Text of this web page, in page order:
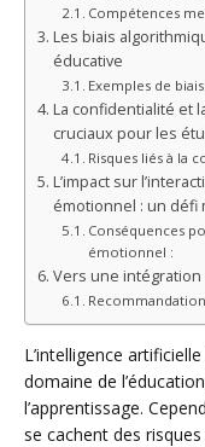
Compétences
Les biais
éducative
Exemples de
La confidentialité et
cruciaux pour les
Risques liés à la
L’impact sur
émotionnel : un défi
Conséquences
émotionnel :
Vers une intégration
L’intelligence
domaine de
l’apprentissage.
se cachent des